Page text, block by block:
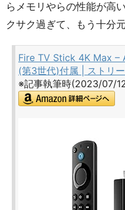
らメモリやらの性能が高
クサク過ぎて、もう十分
Fire TV Stick 4K Max –
(第3世代)付属 | ストリ
※記事執筆時(2023/07/